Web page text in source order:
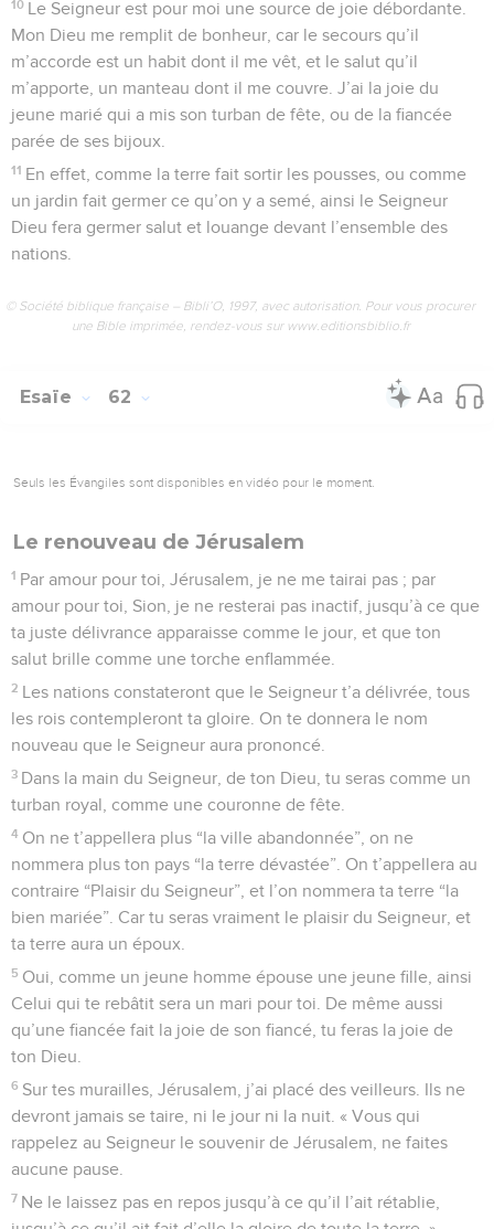
10 Le Seigneur est pour moi une source de joie débordante.
Mon Dieu me remplit de bonheur, car le secours qu’il
m’accorde est un habit dont il me vêt, et le salut qu’il
m’apporte, un manteau dont il me couvre. J’ai la joie du
jeune marié qui a mis son turban de fête, ou de la fiancée
parée de ses bijoux.
11 En effet, comme la terre fait sortir les pousses, ou comme
un jardin fait germer ce qu’on y a semé, ainsi le Seigneur
Dieu fera germer salut et louange devant l’ensemble des
nations.
© Société biblique française – Bibli’O, 1997, avec autorisation. Pour vous procurer
une Bible imprimée, rendez-vous sur www.editionsbiblio.fr
Esaïe 62
Seuls les Évangiles sont disponibles en vidéo pour le moment.
Le renouveau de Jérusalem
1 Par amour pour toi, Jérusalem, je ne me tairai pas ; par
amour pour toi, Sion, je ne resterai pas inactif, jusqu’à ce que
ta juste délivrance apparaisse comme le jour, et que ton
salut brille comme une torche enflammée.
2 Les nations constateront que le Seigneur t’a délivrée, tous
les rois contempleront ta gloire. On te donnera le nom
nouveau que le Seigneur aura prononcé.
3 Dans la main du Seigneur, de ton Dieu, tu seras comme un
turban royal, comme une couronne de fête.
4 On ne t’appellera plus “la ville abandonnée”, on ne
nommera plus ton pays “la terre dévastée”. On t’appellera au
contraire “Plaisir du Seigneur”, et l’on nommera ta terre “la
bien mariée”. Car tu seras vraiment le plaisir du Seigneur, et
ta terre aura un époux.
5 Oui, comme un jeune homme épouse une jeune fille, ainsi
Celui qui te rebâtit sera un mari pour toi. De même aussi
qu’une fiancée fait la joie de son fiancé, tu feras la joie de
ton Dieu.
6 Sur tes murailles, Jérusalem, j’ai placé des veilleurs. Ils ne
devront jamais se taire, ni le jour ni la nuit. « Vous qui
rappelez au Seigneur le souvenir de Jérusalem, ne faites
aucune pause.
7 Ne le laissez pas en repos jusqu’à ce qu’il l’ait rétablie,